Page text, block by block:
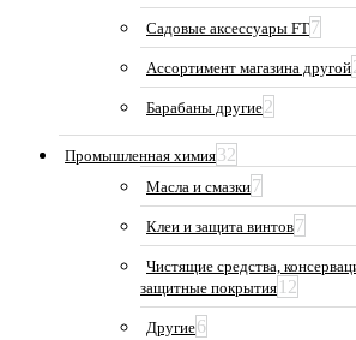
Садовые аксессуары FT7
Ассортимент магазина другой
Барабаны другие2
Промышленная химия32
Масла и смазки7
Клеи и защита винтов7
Чистящие средства,
защитные покрытия 12
Другие6